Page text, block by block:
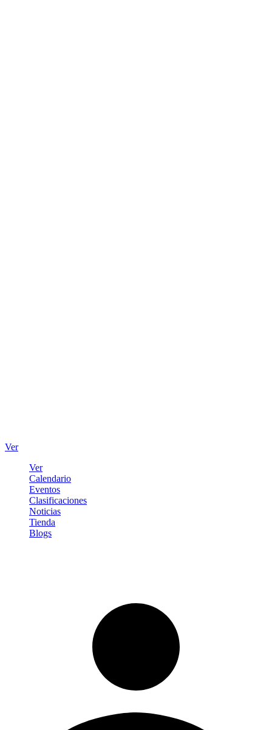
Ver
Ver
Calendario
Eventos
Clasificaciones
Noticias
Tienda
Blogs